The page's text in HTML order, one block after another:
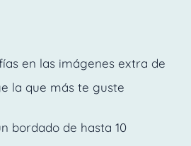
en las imágenes extra de
la que más te guste
bordado de hasta 10